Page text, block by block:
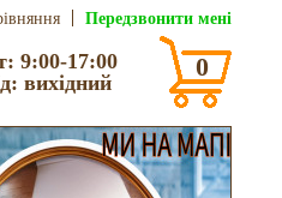
Передзвонити мені
9:00-17:00
вихідний
0